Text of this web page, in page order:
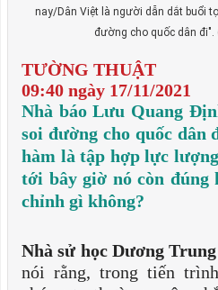
nay/Dân Việt là người dẫn dắt buổi
đường cho quốc dân đi".
TƯỜNG THUẬT
09:40 ngày 17/11/2021
Nhà báo Lưu Quang
soi đường cho quốc dân
hàm là tập hợp lực
tới bây giờ nó còn đúng
chỉnh gì không?
Nhà sử học Dương
nói rằng, trong tiến